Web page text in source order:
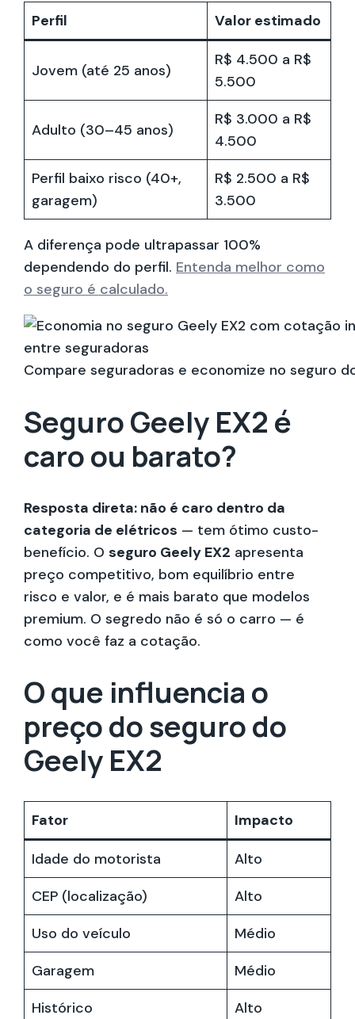
Perfil Valor estimado
Jovem (até 25 anos)
R$ 4.500 a R$
5.500
Adulto (30–45 anos)
R$ 3.000 a R$
4.500
Perfil baixo risco (40+,
garagem)
R$ 2.500 a R$
3.500
A diferença pode ultrapassar 100%
dependendo do perfil. Entenda melhor como
o seguro é calculado.
Compare seguradoras e economize no seguro
Seguro Geely EX2 é
caro ou barato?
Resposta direta: não é caro dentro da
categoria de elétricos — tem ótimo custo-
benefício. O seguro Geely EX2 apresenta
preço competitivo, bom equilíbrio entre
risco e valor, e é mais barato que modelos
premium. O segredo não é só o carro — é
como você faz a cotação.
O que influencia o
preço do seguro do
Geely EX2
Fator Impacto
Idade do motorista
Alto
CEP (localização)
Alto
Uso do veículo
Médio
Garagem
Médio
Histórico
Alto